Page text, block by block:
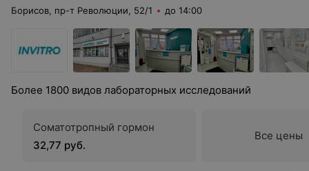
Борисов, пр-т Революции, 52/1 до 14:00
Более 1800 видов лабораторных исследований
Соматотропный гормон
32,77 руб.
Все цены